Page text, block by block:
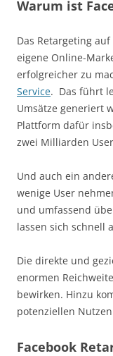
Warum ist
Das Retargeting
eigene Online-
erfolgreicher zu
Service. Das führt
Umsätze generiert
Plattform dafür
zwei Milliarden
Und auch ein
wenige User
und umfassend
lassen sich schnell
Die direkte und
enormen
bewirken. Hinzu
potenziellen
Facebook